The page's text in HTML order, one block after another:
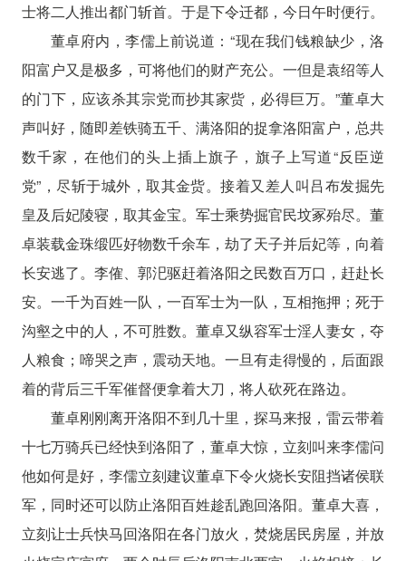
士将二人推出都门斩首。于是下令迁都，今日午时便行。
董卓府内，李儒上前说道：“现在我们钱粮缺少，洛
阳富户又是极多，可将他们的财产充公。一但是袁绍等人
的门下，应该杀其宗党而抄其家赀，必得巨万。”董卓大
声叫好，随即差铁骑五千、满洛阳的捉拿洛阳富户，总共
数千家，在他们的头上插上旗子，旗子上写道“反臣逆
党”，尽斩于城外，取其金赀。接着又差人叫吕布发掘先
皇及后妃陵寝，取其金宝。军士乘势掘官民坟冢殆尽。董
卓装载金珠缎匹好物数千余车，劫了天子并后妃等，向着
长安逃了。李傕、郭汜驱赶着洛阳之民数百万口，赶赴长
安。一千为百姓一队，一百军士为一队，互相拖押；死于
沟壑之中的人，不可胜数。董卓又纵容军士淫人妻女，夺
人粮食；啼哭之声，震动天地。一旦有走得慢的，后面跟
着的背后三千军催督便拿着大刀，将人砍死在路边。
董卓刚刚离开洛阳不到几十里，探马来报，雷云带着
十七万骑兵已经快到洛阳了，董卓大惊，立刻叫来李儒问
他如何是好，李儒立刻建议董卓下令火烧长安阻挡诸侯联
军，同时还可以防止洛阳百姓趁乱跑回洛阳。董卓大喜，
立刻让士兵快马回洛阳在各门放火，焚烧居民房屋，并放